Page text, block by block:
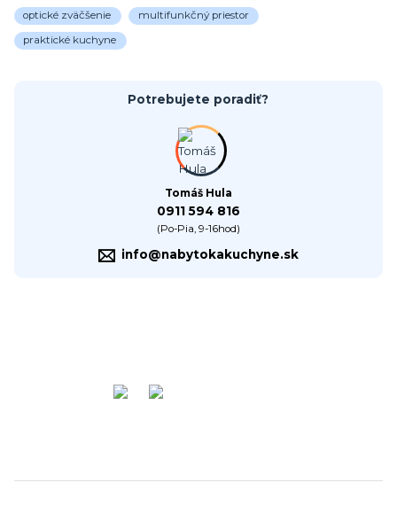
optické zväčšenie multifunkčný priestor
praktické kuchyne
Potrebujete poradiť?
Tomáš Hula
0911 594 816
(Po-Pia, 9-16hod)
info@nabytokakuchyne.sk